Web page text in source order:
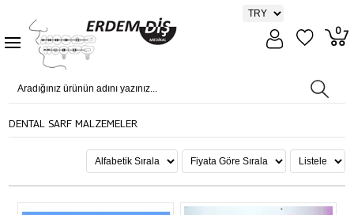
0
DENTAL SARF MALZEMELER